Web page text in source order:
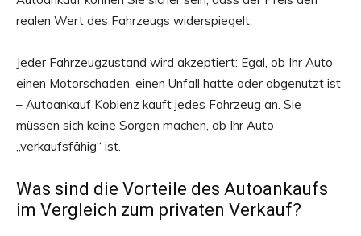
realen Wert des Fahrzeugs widerspiegelt.
Jeder Fahrzeugzustand wird akzeptiert: Egal, ob Ihr Auto
einen Motorschaden, einen Unfall hatte oder abgenutzt ist
– Autoankauf Koblenz kauft jedes Fahrzeug an. Sie
müssen sich keine Sorgen machen, ob Ihr Auto
„verkaufsfähig“ ist.
Was sind die Vorteile des Autoankaufs
im Vergleich zum privaten Verkauf?